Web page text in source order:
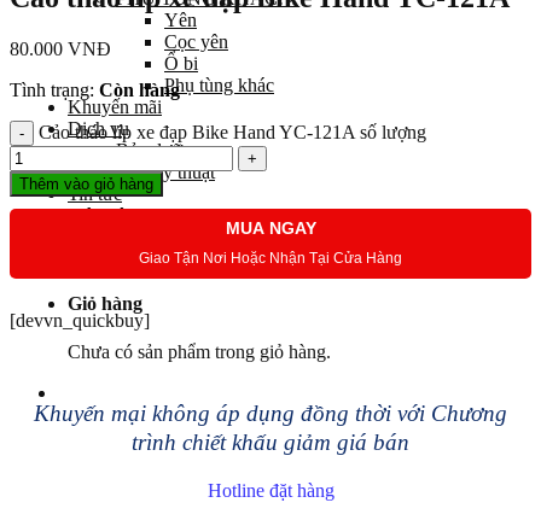
Yên
Cọc yên
Ổ bi
Phụ tùng khác
Khuyến mãi
Dịch vụ
Bảo dưỡng
Góc kỹ thuật
Tin tức
Liên hệ
Giỏ hàng
Chưa có sản phẩm trong giỏ hàng.
80.000 VNĐ
Tình trạng: Còn hàng
Cảo tháo líp xe đạp Bike Hand YC-121A số lượng
Thêm vào giỏ hàng
MUA NGAY
Giao Tận Nơi Hoặc Nhận Tại Cửa Hàng
[devvn_quickbuy]
Khuyến mại không áp dụng đồng thời với Chương
trình chiết khấu giảm giá bán
Hotline đặt hàng